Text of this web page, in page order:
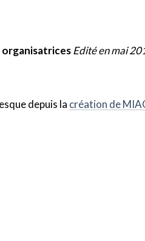
organisatricesEdité en mai
depuis la création de